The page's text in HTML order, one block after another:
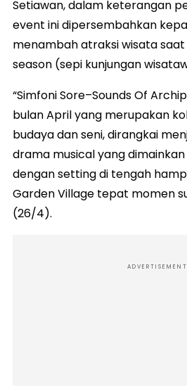
Setiawan, dalam keterangan
event ini dipersembahkan
menambah atraksi wisata
season (sepi kunjungan
“Simfoni Sore–Sounds Of
bulan April yang merupakan
budaya dan seni, dirangkai
drama musical yang
dengan setting di tengah
Garden Village tepat momen
(26/4).
ADVERTISEMENT